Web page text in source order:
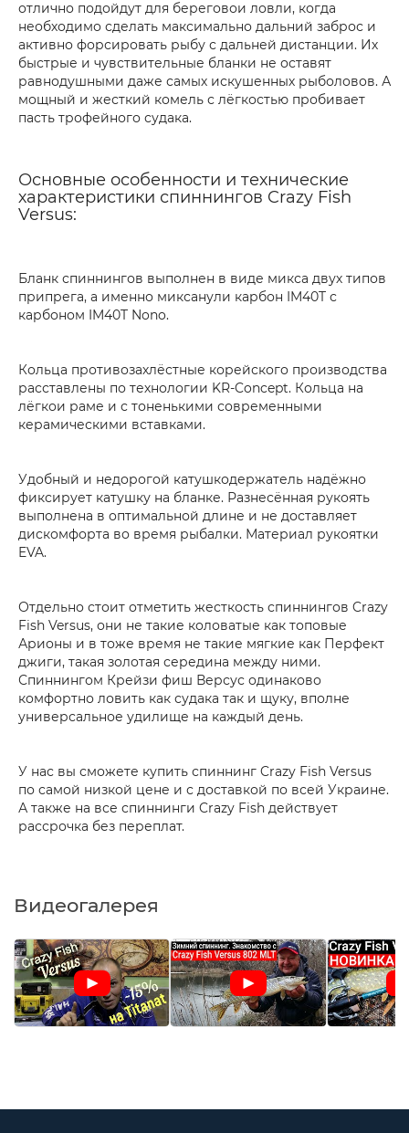
отлично подойдут для береговои ловли, когда
необходимо сделать максимально дальний заброс и
активно форсировать рыбу с дальней дистанции. Их
быстрые и чувствительные бланки не оставят
равнодушными даже самых искушенных рыболовов. А
мощный и жесткий комель с лёгкостью пробивает
пасть трофейного судака.
Основные особенности и технические
характеристики спиннингов Crazy Fish
Versus:
Бланк спиннингов выполнен в виде микса двух типов
припрега, а именно миксанули карбон IM40T с
карбоном IM40T Nono.
Кольца противозахлёстные корейского производства
расставлены по технологии KR-Concept. Кольца на
лёгкои раме и с тоненькими современными
керамическими вставками.
Удобный и недорогой катушкодержатель надёжно
фиксирует катушку на бланке. Разнесённая рукоять
выполнена в оптимальной длине и не доставляет
дискомфорта во время рыбалки. Материал рукоятки
EVA.
Отдельно стоит отметить жесткость спиннингов Crazy
Fish Versus, они не такие коловатые как топовые
Арионы и в тоже время не такие мягкие как Перфект
джиги, такая золотая середина между ними.
Спиннингом Крейзи фиш Версус одинаково
комфортно ловить как судака так и щуку, вполне
универсальное удилище на каждый день.
У нас вы сможете купить спиннинг Crazy Fish Versus
по самой низкой цене и с доставкой по всей Украине.
А также на все спиннинги Crazy Fish действует
рассрочка без переплат.
Видеогалерея